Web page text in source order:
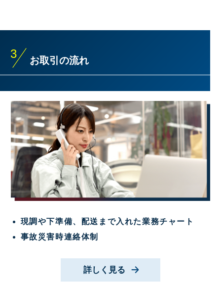
3 お取引の流れ
現調や下準備、 配送まで入れた業務チャート
事故災害時連絡体制
詳しく見る